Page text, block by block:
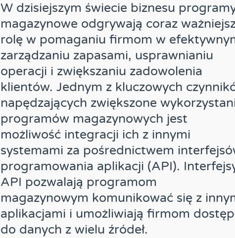
W dzisiejszym świecie biznesu
magazynowe odgrywają coraz
rolę w pomaganiu firmom w
zarządzaniu zapasami, usprawnianiu
operacji i zwiększaniu zadowolenia
klientów. Jednym z kluczowych
napędzających zwiększone
programów magazynowych jest
możliwość integracji ich z innymi
systemami za pośrednictwem
programowania aplikacji (API).
API pozwalają programom
magazynowym komunikować się z
aplikacjami i umożliwiają firmom dostęp
do danych z wielu źródeł.